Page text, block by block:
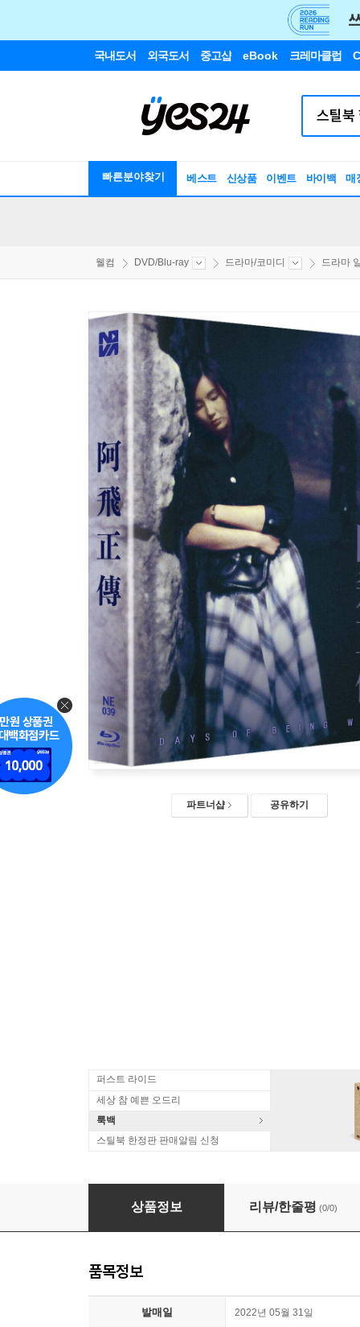
국내도서 외국도서 중고샵 eBook 크레마클럽
빠른분야찾기 베스트 신상품 이벤트 바이백 매
웰컴 DVD/Blu-ray 드라마/코미디 드라마
파트너샵 공유하기
퍼스트 라이드
세상 참 예쁜 오드리
룩백
스틸북 한정판 판매알림 신청
아비정전 리마스터링 (1Disc, 한정판 독점 풀슬
상품정보 리뷰/한줄평 (0/0)
품목정보
발매일 2022년 05월 31일